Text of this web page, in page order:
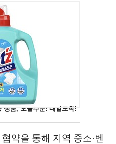
약을 통해 지역 중소·벤